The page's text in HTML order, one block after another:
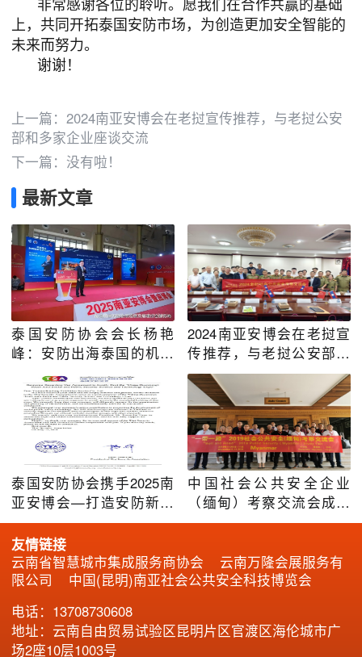
非常感谢各位的聆听。愿我们在合作共赢的基础
上，共同开拓泰国安防市场，为创造更加安全智能的
未来而努力。
谢谢！
上一篇：2024南亚安博会在老挝宣传推荐，与老挝公安
部和多家企业座谈交流
下一篇：没有啦！
最新文章
泰国安防协会会长杨艳
峰：安防出海泰国的机遇
与挑战
2024南亚安博会在老挝宣
传推荐，与老挝公安部和
多家企业座谈交流
泰国安防协会携手2025南
亚安博会—打造安防新蓝
图
中国社会公共安全企业
（缅甸）考察交流会成功
举办
友情链接
云南省智慧城市集成服务商协会
云南万隆会展服务有
限公司
中国(昆明)南亚社会公共安全科技博览会
电话：13708730608
地址：云南自由贸易试验区昆明片区官渡区海伦城市广
场2座10层1003号